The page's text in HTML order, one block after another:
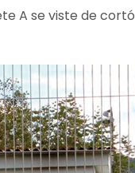
A se viste de cortó